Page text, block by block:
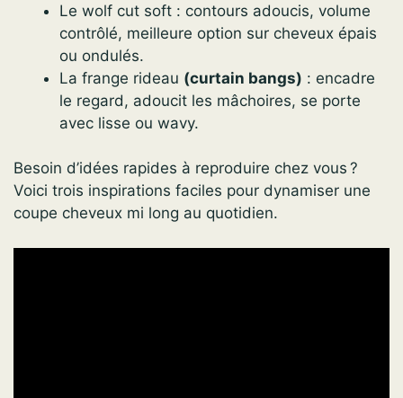
Le wolf cut soft : contours adoucis, volume
contrôlé, meilleure option sur cheveux épais
ou ondulés.
La frange rideau (curtain bangs) : encadre
le regard, adoucit les mâchoires, se porte
avec lisse ou wavy.
Besoin d’idées rapides à reproduire chez vous ?
Voici trois inspirations faciles pour dynamiser une
coupe cheveux mi long au quotidien.